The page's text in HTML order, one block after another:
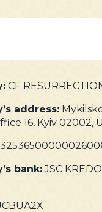
CF
address:
16, Kyiv 02002,
bank:JSC